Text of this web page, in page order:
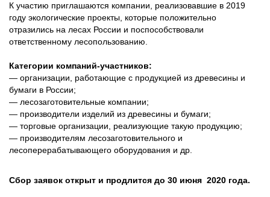
К участию приглашаются компании, реализовавшие в 2019
году экологические проекты, которые положительно
отразились на лесах России и поспособствовали
ответственному лесопользованию.
Категории компаний-участников:
— организации, работающие с продукцией из древесины и
бумаги в России;
— лесозаготовительные компании;
— производители изделий из древесины и бумаги;
— торговые организации, реализующие такую продукцию;
— производителям лесозаготовительного и
лесоперерабатывающего оборудования и др.
Сбор заявок открыт и продлится до 30 июня 2020 года.